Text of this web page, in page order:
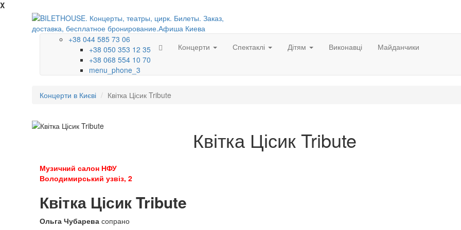
X
+38 044 585 73 06
+38 050 353 12 35
+38 068 554 10 70
menu_phone_3
Концерти Спектаклі Дітям Виконавці Майданчики
Концерти в Києві Квітка Цісик Tribute
Квітка Цісик Tribute
Музичний салон НФУ
Володимирський узвіз, 2
Квітка Цісик Tribute
Ольга Чубарева сопрано